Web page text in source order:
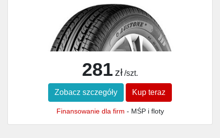
281 zł /szt.
Zobacz szczegóły Kup teraz
Finansowanie dla firm - MŚP i floty